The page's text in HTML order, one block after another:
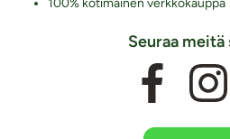
Seuraa meitä